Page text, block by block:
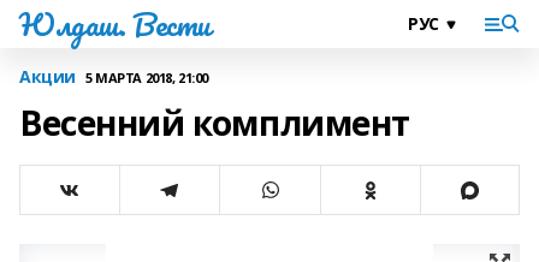
Юлдаш. Вести
Акции 5 МАРТА 2018, 21:00
Весенний комплимент